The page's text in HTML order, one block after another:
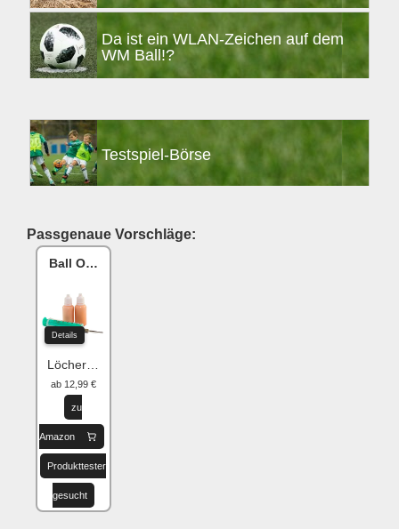
Da ist ein WLAN-Zeichen auf dem
WM Ball!?
Testspiel-Börse
Passgenaue Vorschläge:
Ball One Reparaturset
Details
Löcher flicken
ab 12,99 €
zu
Amazon
Produkttester
gesucht